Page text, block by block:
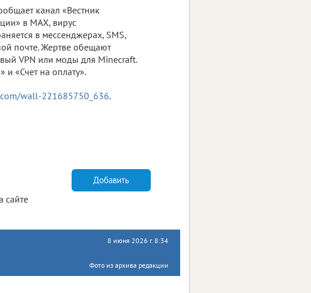
канал «Вестник
в МАХ, вирус
в мессенджерах, SMS,
почте. Жертве обещают
VPN или моды для Minecraft.
и «Счет на оплату».
wall-221685750_636.
сайте
Добавить
8 июня 2026 г. 8:34
Фото из архива редакции